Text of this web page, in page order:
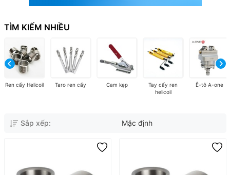
TÌM KIẾM NHIỀU
Ren cấy Helicoil Taro ren cấy Cam kẹp
Tay cấy ren
helicoil
Ê-tô A-one
Sắp xếp: Mặc định